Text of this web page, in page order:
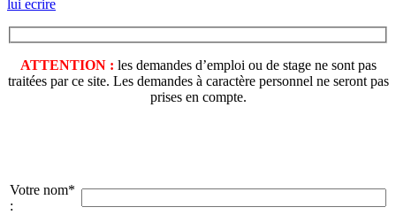
lui ecrire
ATTENTION : les demandes d’emploi ou de stage ne sont pas
traitées par ce site. Les demandes à caractère personnel ne seront pas
prises en compte.
Votre nom*
: